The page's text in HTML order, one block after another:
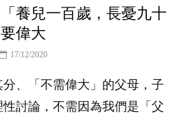
養兒一百歲，長憂九十
偉大
17/12/2020
、「不需偉大」的父母，子
討論，不需因為我們是「父